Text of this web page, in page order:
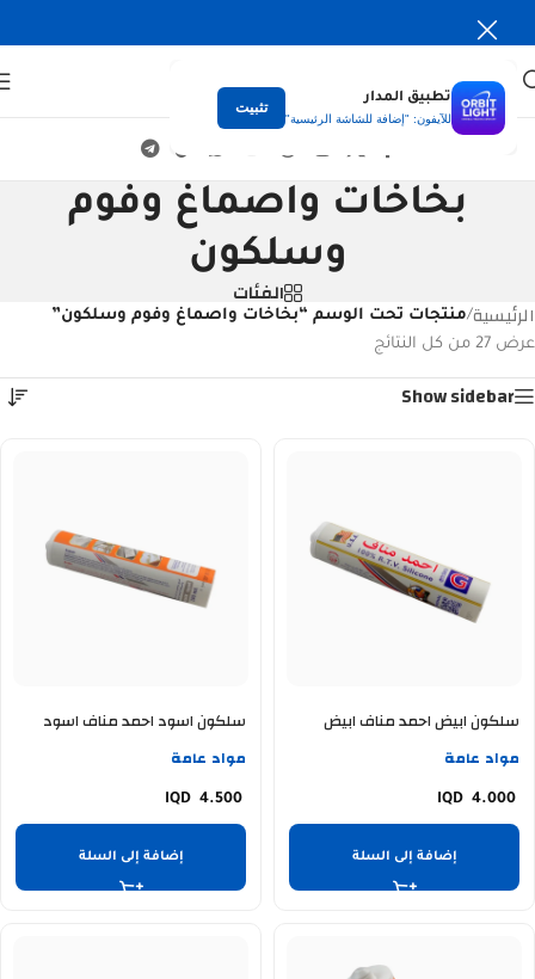
تطبيق المدار
للآيفون: "إضافة للشاشة الرئيسية"
تثبيت
بخاخات واصماغ وفوم
وسلكون
الفئات
الرئيسية/منتجات تحت الوسم “بخاخات واصماغ وفوم وسلكون”
عرض ⁦27⁩ من كل النتائج
Show sidebar
سلكون ابيض احمد مناف ابيض
مواد عامة
4.000
إضافة إلى السلة
سلكون اسود احمد مناف اسود
مواد عامة
4.500
إضافة إلى السلة